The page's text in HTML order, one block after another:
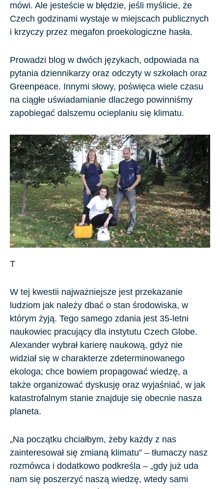
mówi. Ale jesteście w błędzie, jeśli myślicie, że
Czech godzinami wystaje w miejscach publicznych
i krzyczy przez megafon proekologiczne hasła.
Prowadzi blog w dwóch językach, odpowiada na
pytania dziennikarzy oraz odczyty w szkołach oraz
Greenpeace. Innymi słowy, poświęca wiele czasu
na ciągłe uświadamianie dlaczego powinniśmy
zapobiegać dalszemu ocieplaniu się klimatu.
T
W tej kwestii najważniejsze jest przekazanie
ludziom jak należy dbać o stan środowiska, w
którym żyją. Tego samego zdania jest 35-letni
naukowiec pracujący dla instytutu Czech Globe.
Alexander wybrał karierę naukową, gdyż nie
widział się w charakterze zdeterminowanego
ekologa; chce bowiem propagować wiedzę, a
także organizować dyskusję oraz wyjaśniać, w jak
katastrofalnym stanie znajduje się obecnie nasza
planeta.
„Na początku chciałbym, żeby każdy z nas
zainteresował się zmianą klimatu” – tłumaczy nasz
rozmówca i dodatkowo podkreśla – „gdy już uda
nam się poszerzyć naszą wiedzę, wtedy sami